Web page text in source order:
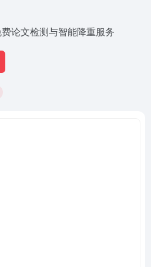
论文检测与智能降重服务